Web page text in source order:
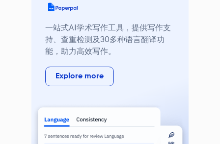
一站式AI学术写作工具，提供写作支
持、查重检测及30多种语言翻译功
能，助力高效写作。
Explore more